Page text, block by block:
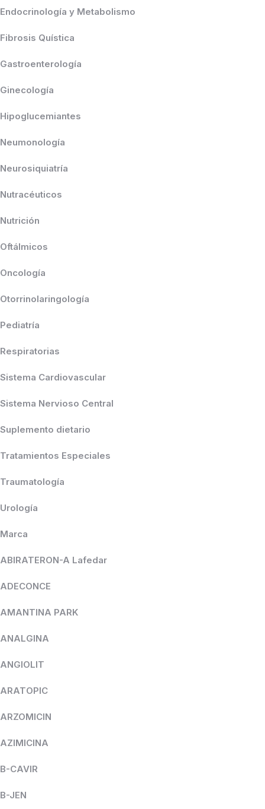
Endocrinología y Metabolismo
Fibrosis Quística
Gastroenterología
Ginecología
Hipoglucemiantes
Neumonología
Neurosiquiatría
Nutracéuticos
Nutrición
Oftálmicos
Oncología
Otorrinolaringología
Pediatría
Respiratorias
Sistema Cardiovascular
Sistema Nervioso Central
Suplemento dietario
Tratamientos Especiales
Traumatología
Urología
Marca
ABIRATERON-A Lafedar
ADECONCE
AMANTINA PARK
ANALGINA
ANGIOLIT
ARATOPIC
ARZOMICIN
AZIMICINA
B-CAVIR
B-JEN